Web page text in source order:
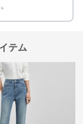
テム